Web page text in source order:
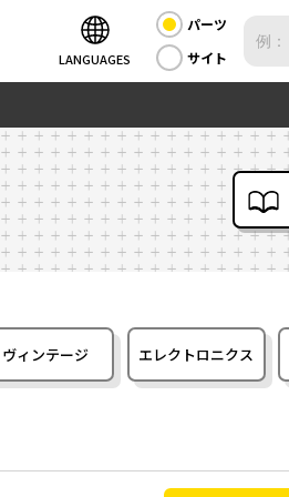
LANGUAGES
パーツ
サイト
ヴィンテージ エレクトロニクス